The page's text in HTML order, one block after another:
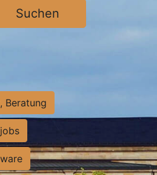
Suchen
Beratung